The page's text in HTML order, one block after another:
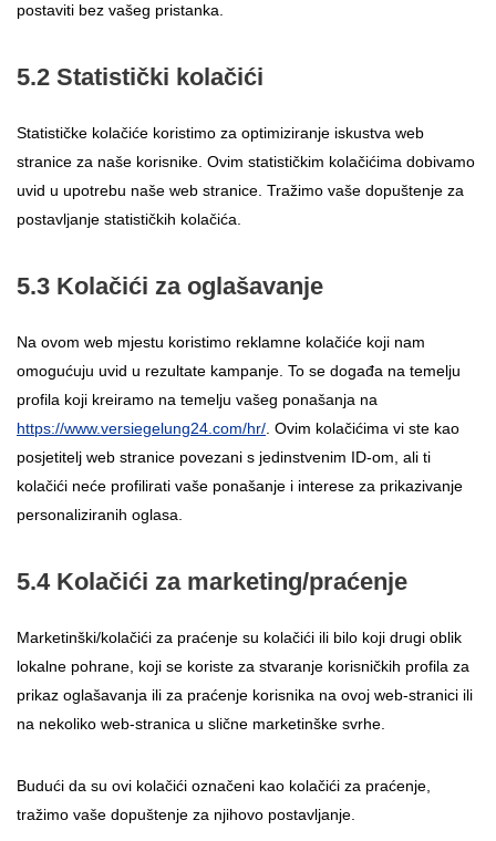
postaviti bez vašeg pristanka.
5.2 Statistički kolačići
Statističke kolačiće koristimo za optimiziranje iskustva web
stranice za naše korisnike. Ovim statističkim kolačićima dobivamo
uvid u upotrebu naše web stranice. Tražimo vaše dopuštenje za
postavljanje statističkih kolačića.
5.3 Kolačići za oglašavanje
Na ovom web mjestu koristimo reklamne kolačiće koji nam
omogućuju uvid u rezultate kampanje. To se događa na temelju
profila koji kreiramo na temelju vašeg ponašanja na
https://www.versiegelung24.com/hr/ . Ovim kolačićima vi ste kao
posjetitelj web stranice povezani s jedinstvenim ID-om, ali ti
kolačići neće profilirati vaše ponašanje i interese za prikazivanje
personaliziranih oglasa.
5.4 Kolačići za marketing/praćenje
Marketinški/kolačići za praćenje su kolačići ili bilo koji drugi oblik
lokalne pohrane, koji se koriste za stvaranje korisničkih profila za
prikaz oglašavanja ili za praćenje korisnika na ovoj web-stranici ili
na nekoliko web-stranica u slične marketinške svrhe.
Budući da su ovi kolačići označeni kao kolačići za praćenje,
tražimo vaše dopuštenje za njihovo postavljanje.